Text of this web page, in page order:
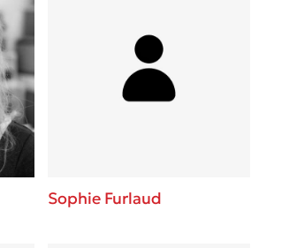
Sophie Furlaud